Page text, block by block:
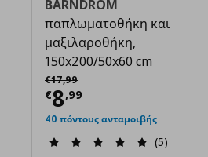
€ 5,99
BARNDRÖM
παπλωματοθήκη και
μαξιλαροθήκη,
150x200/50x60 cm
€17,99
Αρχική τιμή
€8,99
Τρέχουσα
40 πόντους ανταμοιβής
(5)